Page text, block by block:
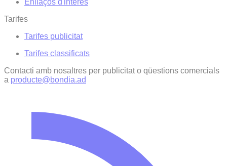
Enllaços d'interés
Tarifes
Tarifes publicitat
Tarifes classificats
Contacti amb nosaltres per publicitat o qüestions comercials
a producte@bondia.ad